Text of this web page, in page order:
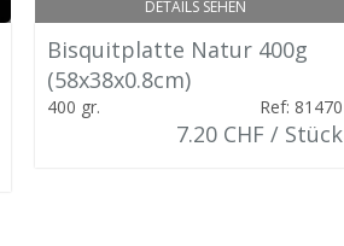
DETAILS SEHEN
Bisquitplatte Natur 400g
(58x38x0.8cm)
400 gr. Ref: 81470
7.20 CHF / Stück